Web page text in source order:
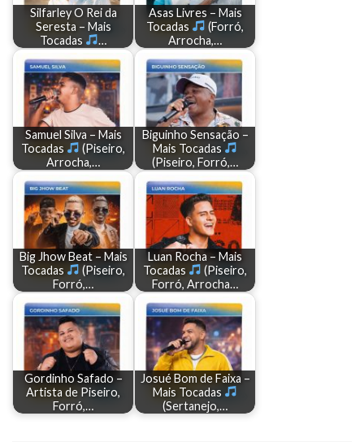
Silfarley O Rei da
Seresta – Mais
Tocadas
…
Asas Livres – Mais
Tocadas
(Forró,
Arrocha,…
Samuel Silva – Mais
Tocadas
(Piseiro,
Arrocha,…
Biguinho Sensação –
Mais Tocadas
(Piseiro, Forró,…
Big Jhow Beat – Mais
Tocadas
(Piseiro,
Forró,…
Luan Rocha – Mais
Tocadas
(Piseiro,
Forró, Arrocha…
Gordinho Safado –
Artista de Piseiro,
Forró,…
Josué Bom de Faixa –
Mais Tocadas
(Sertanejo,…